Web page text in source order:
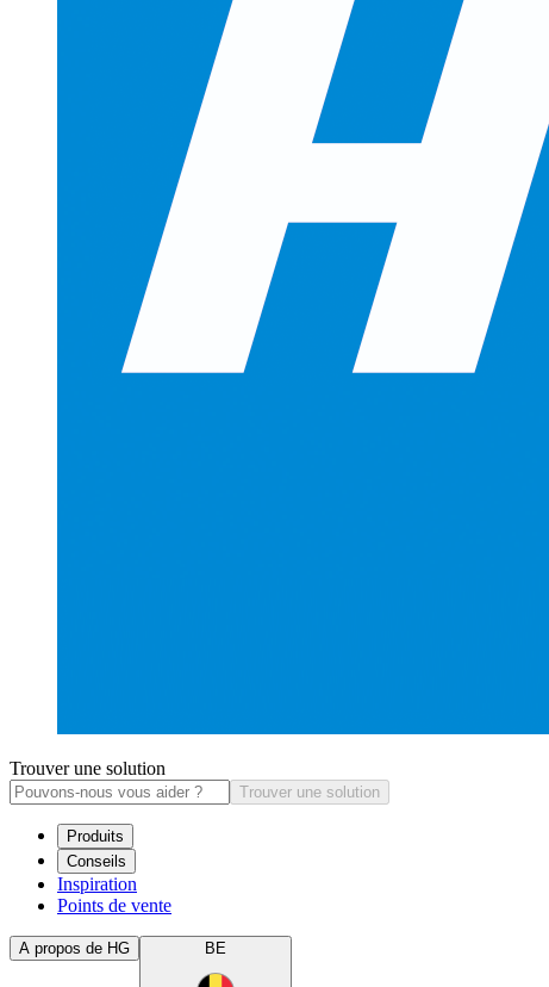
Trouver une solution
Trouver une solution
Produits
Conseils
Inspiration
Points de vente
A propos de HG BE